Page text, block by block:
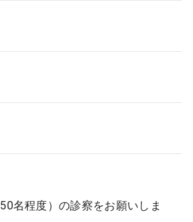
名程度）の診察をお願いしま